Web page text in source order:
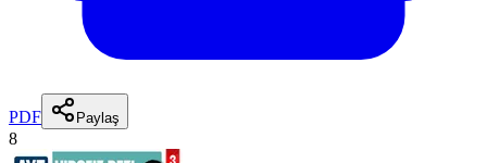
PDF Paylaş
8